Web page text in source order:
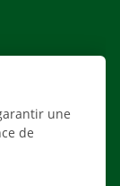
une
de